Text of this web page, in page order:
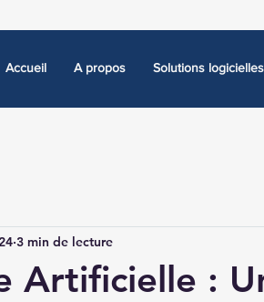
Accueil A propos Solutions logicielles
Artificielle :
3 min de lecture